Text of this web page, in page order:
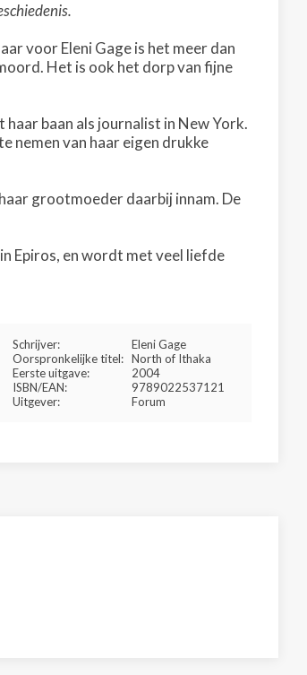
voor Eleni Gage is het meer dan
Het is ook het dorp van fijne
baan als journalist in New York.
nemen van haar eigen drukke
grootmoeder daarbij innam. De
Epiros, en wordt met veel liefde
Schrijver:
Eleni Gage
Oorspronkelijke titel: North of Ithaka
Eerste uitgave:
2004
ISBN/EAN:
9789022537121
Uitgever:
Forum